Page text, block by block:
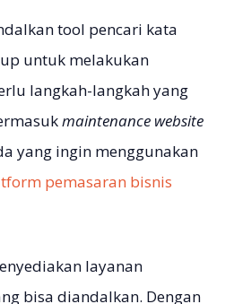
tool pencari kata
untuk melakukan
langkah-langkah yang
maintenance website
yang ingin menggunakan
pemasaran bisnis
layanan
bisa diandalkan. Dengan